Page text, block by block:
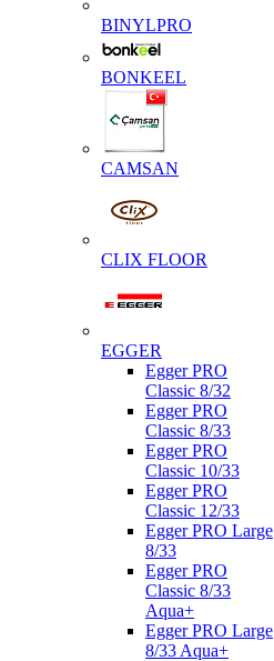
BINYLPRO
BONKEEL
CAMSAN
CLIX FLOOR
EGGER
Egger PRO
Classic 8/32
Egger PRO
Classic 8/33
Egger PRO
Classic 10/33
Egger PRO
Classic 12/33
Egger PRO Large
8/33
Egger PRO
Classic 8/33
Aqua+
Egger PRO Large
8/33 Aqua+